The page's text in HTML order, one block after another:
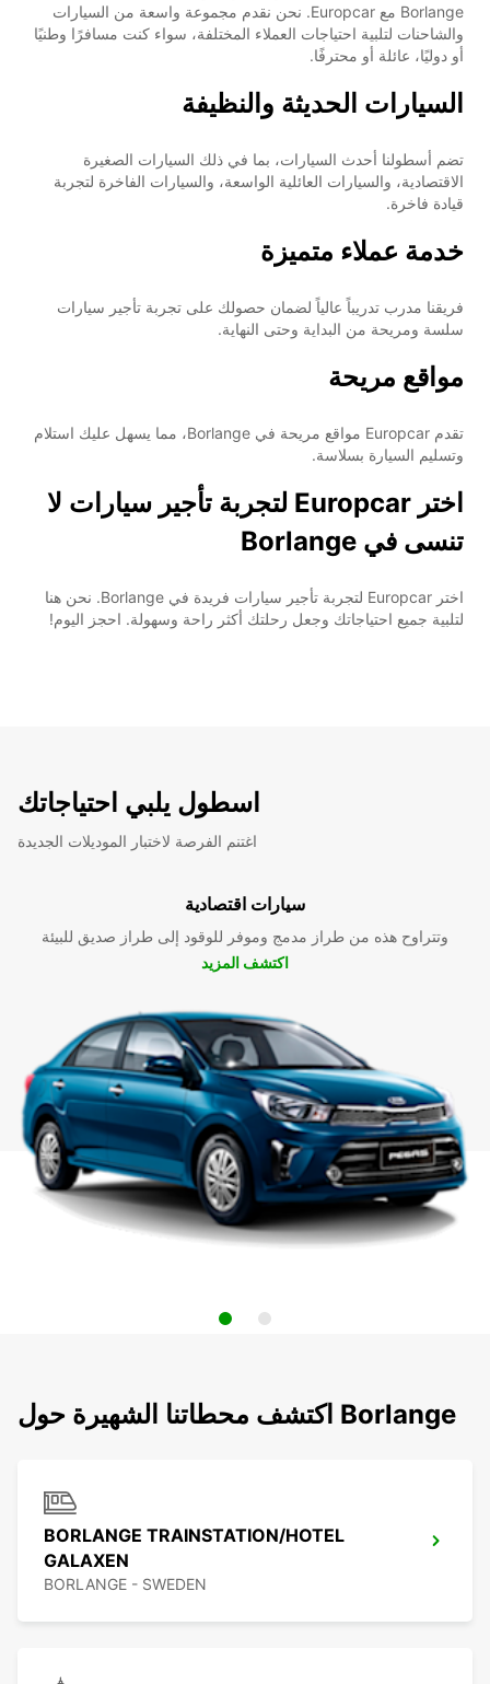
Borlange مع Europcar. نحن نقدم مجموعة واسعة من السيارات
والشاحنات لتلبية احتياجات العملاء المختلفة، سواء كنت مسافرًا وطنيًا
أو دوليًا، عائلة أو محترفًا.
السيارات الحديثة والنظيفة
تضم أسطولنا أحدث السيارات، بما في ذلك السيارات الصغيرة
الاقتصادية، والسيارات العائلية الواسعة، والسيارات الفاخرة لتجربة
قيادة فاخرة.
خدمة عملاء متميزة
فريقنا مدرب تدريباً عالياً لضمان حصولك على تجربة تأجير سيارات
سلسة ومريحة من البداية وحتى النهاية.
مواقع مريحة
تقدم Europcar مواقع مريحة في Borlange، مما يسهل عليك استلام
وتسليم السيارة بسلاسة.
اختر Europcar لتجربة تأجير سيارات لا
تنسى في Borlange
اختر Europcar لتجربة تأجير سيارات فريدة في Borlange. نحن هنا
لتلبية جميع احتياجاتك وجعل رحلتك أكثر راحة وسهولة. احجز اليوم!
اسطول يلبي احتياجاتك
اغتنم الفرصة لاختبار الموديلات الجديدة
سيارات اقتصادية
وتتراوح هذه من طراز مدمج وموفر للوقود إلى طراز صديق للبيئة
اكتشف المزيد
اكتشف محطاتنا الشهيرة حول Borlange
BORLANGE TRAINSTATION/HOTEL
GALAXEN
BORLANGE - SWEDEN